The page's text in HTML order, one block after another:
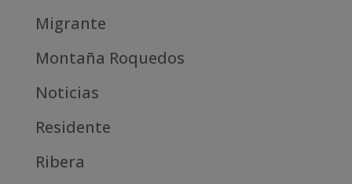
Migrante
Montaña Roquedos
Noticias
Residente
Ribera